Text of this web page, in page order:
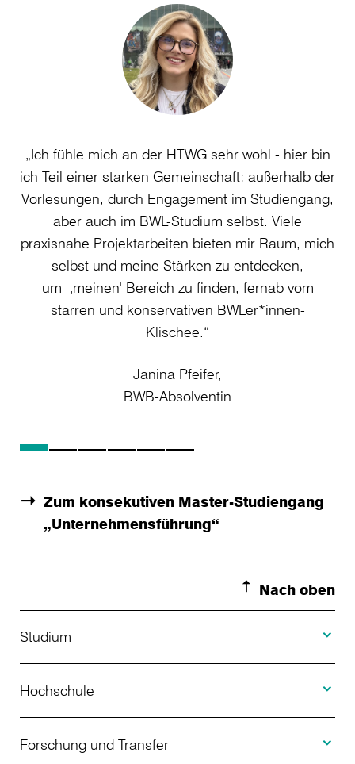
„Ich fühle mich an der HTWG sehr wohl - hier bin
ich Teil einer starken Gemeinschaft: außerhalb der
Vorlesungen, durch Engagement im Studiengang,
aber auch im BWL-Studium selbst. Viele
praxisnahe Projektarbeiten bieten mir Raum, mich
selbst und meine Stärken zu entdecken,
um ‚meinen' Bereich zu finden, fernab vom
starren und konservativen BWLer*innen-
Klischee.“
Janina Pfeifer,
BWB-Absolventin
Zum konsekutiven Master-Studiengang
„Unternehmensführung“
Nach oben
Studium
Studienangebot
Bewerbung
Hochschule
Über uns
Forschung und Transfer